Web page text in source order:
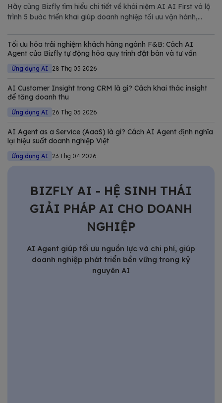
Hãy cùng Bizfly tìm hiểu chi tiết về khái niệm AI AI First và lộ
trình 5 bước triển khai giúp doanh nghiệp tối ưu vận hành,
Tối ưu hóa trải nghiệm khách hàng ngành F&B: Cách AI
Agent của Bizfly tự động hóa quy trình đặt bàn và tư vấn
Ứng dụng AI 28 Thg 05 2026
AI Customer Insight trong CRM là gì? Cách khai thác insight
để tăng doanh thu
Ứng dụng AI 26 Thg 05 2026
AI Agent as a Service (AaaS) là gì? Cách AI Agent định nghĩa
lại hiệu suất doanh nghiệp Việt
Ứng dụng AI 23 Thg 04 2026
BIZFLY AI - HỆ SINH THÁI
GIẢI PHÁP AI CHO DOANH
NGHIỆP
AI Agent giúp tối ưu nguồn lực và chi phí, giúp
doanh nghiệp phát triển bền vững trong kỷ
nguyên AI